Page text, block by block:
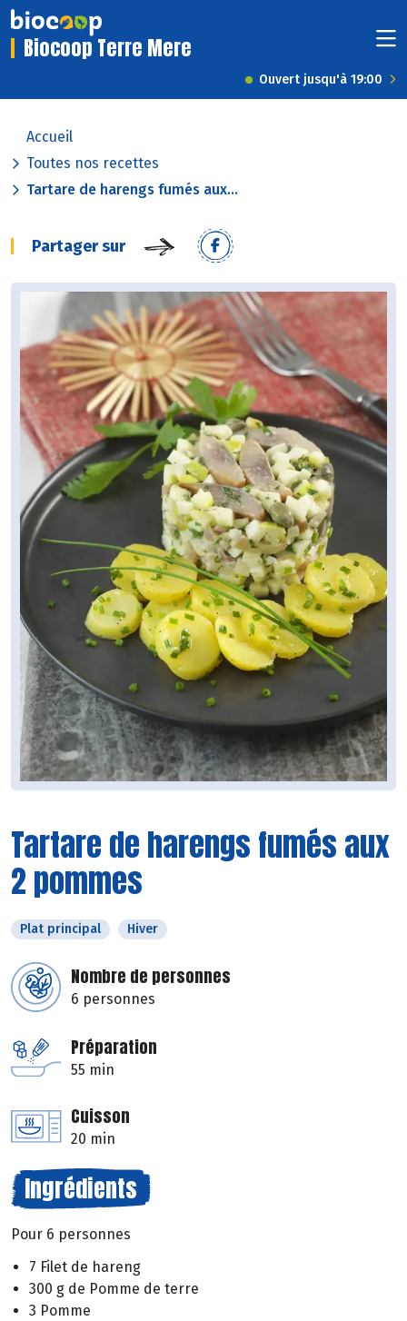
Biocoop Terre Mere
Ouvert jusqu'à 19:00
Accueil
Toutes nos recettes
Tartare de harengs fumés aux...
Partager sur
Tartare de harengs fumés aux
2 pommes
Plat principal Hiver
Nombre de personnes
6 personnes
Préparation
55 min
Cuisson
20 min
Ingrédients
Pour 6 personnes
7 Filet de hareng
300 g de Pomme de terre
3 Pomme